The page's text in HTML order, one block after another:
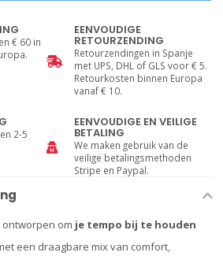
€ 60 in
EENVOUDIGE
RETOURZENDING
Retourzendingen in Spanje
met UPS, DHL of GLS voor € 5.
Retourkosten binnen Europa
vanaf € 10.
2-5
EENVOUDIGE EN VEILIGE
BETALING
We maken gebruik van de
veilige betalingsmethoden
Stripe en Paypal.
om je tempo bij te houden
een draagbare mix van comfort,